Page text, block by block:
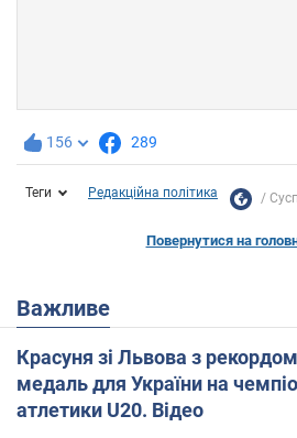
156 289
Теги Редакційна політика
Повернутися на
Важливе
Красуня зі Львова з
медаль для України на
атлетики U20. Відео